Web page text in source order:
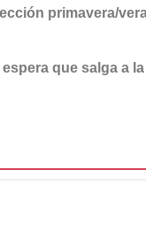
primavera/
espera que salga a